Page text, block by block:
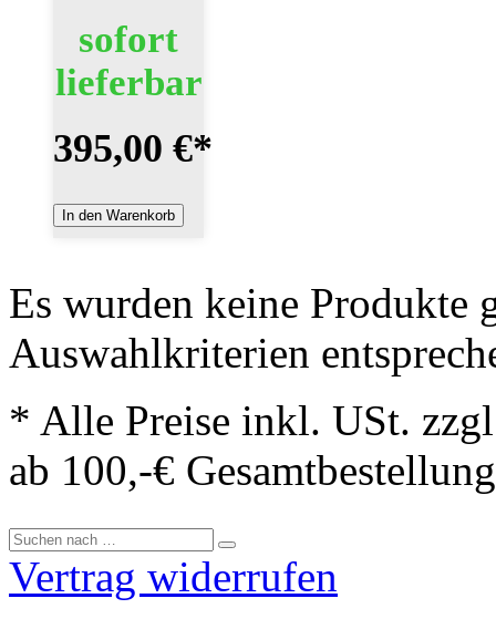
sofort
lieferbar
395,00 €*
In den Warenkorb
Es wurden keine Produkte
Auswahlkriterien
* Alle Preise inkl. USt.
ab 100,-€
Vertrag widerrufen